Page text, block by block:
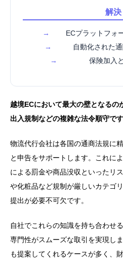
解決
→
ECプラットフォ
→
自動化された
→
保険加入
越境ECにおいて最大の壁となるの
出入規制などの複雑な法令順守です
物流代行会社は各国の通商法規に
と申告をサポートします。これに
による罰金や商品没収といったリ
や化粧品など規制が厳しいカテゴ
提出が必要不可欠です。
自社でこれらの知識を持ち合わせ
専門性がスムーズな取引を実現し
も提案してくれるケースが多く、